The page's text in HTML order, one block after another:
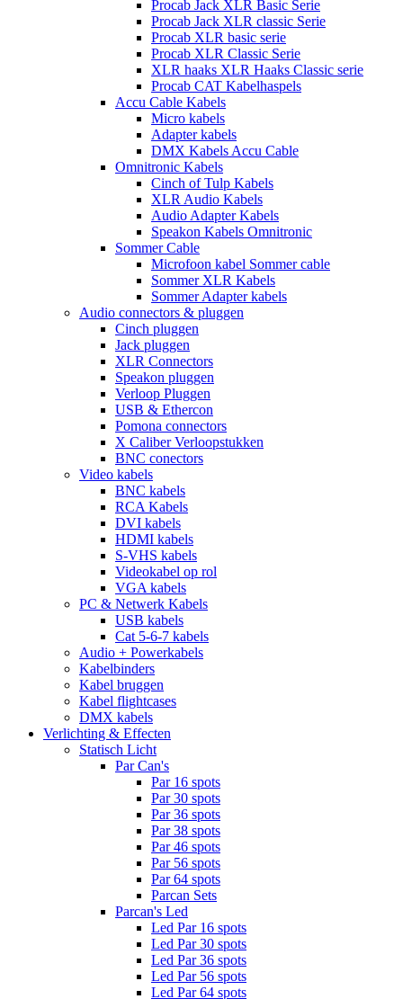
Procab Jack XLR Basic Serie
Procab Jack XLR classic Serie
Procab XLR basic serie
Procab XLR Classic Serie
XLR haaks XLR Haaks Classic serie
Procab CAT Kabelhaspels
Accu Cable Kabels
Micro kabels
Adapter kabels
DMX Kabels Accu Cable
Omnitronic Kabels
Cinch of Tulp Kabels
XLR Audio Kabels
Audio Adapter Kabels
Speakon Kabels Omnitronic
Sommer Cable
Microfoon kabel Sommer cable
Sommer XLR Kabels
Sommer Adapter kabels
Audio connectors & pluggen
Cinch pluggen
Jack pluggen
XLR Connectors
Speakon pluggen
Verloop Pluggen
USB & Ethercon
Pomona connectors
X Caliber Verloopstukken
BNC conectors
Video kabels
BNC kabels
RCA Kabels
DVI kabels
HDMI kabels
S-VHS kabels
Videokabel op rol
VGA kabels
PC & Netwerk Kabels
USB kabels
Cat 5-6-7 kabels
Audio + Powerkabels
Kabelbinders
Kabel bruggen
Kabel flightcases
DMX kabels
Verlichting & Effecten
Statisch Licht
Par Can's
Par 16 spots
Par 30 spots
Par 36 spots
Par 38 spots
Par 46 spots
Par 56 spots
Par 64 spots
Parcan Sets
Parcan's Led
Led Par 16 spots
Led Par 30 spots
Led Par 36 spots
Led Par 56 spots
Led Par 64 spots